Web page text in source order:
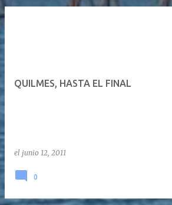
QUILMES, HASTA EL FINAL
el junio 12, 2011
0